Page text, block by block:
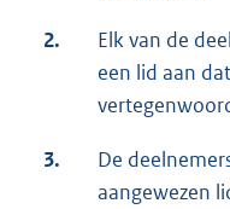
2.
Elk van de
een lid aan
3.
De
aangewezen